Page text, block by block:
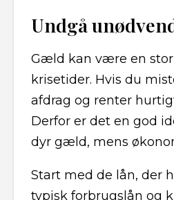
Undgå
Gæld kan være en stor
krisetider. Hvis du
afdrag og renter
Derfor er det en god
dyr gæld, mens
Start med de lån, der
typisk forbrugslån og